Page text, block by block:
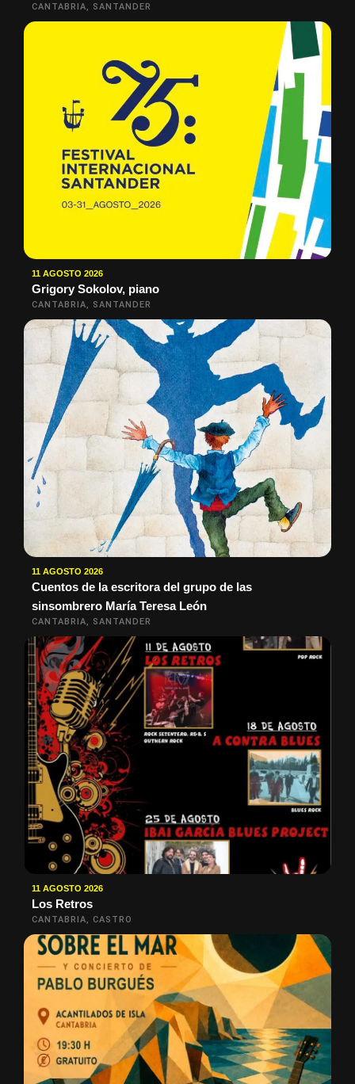
CANTABRIA, SANTANDER
11 AGOSTO 2026
Grigory Sokolov, piano
CANTABRIA, SANTANDER
11 AGOSTO 2026
Cuentos de la escritora del grupo de las
sinsombrero María Teresa León
CANTABRIA, SANTANDER
11 AGOSTO 2026
Los Retros
CANTABRIA, CASTRO